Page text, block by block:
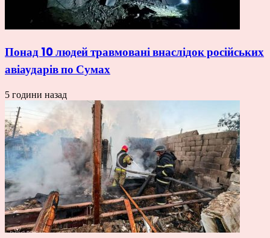
Понад 10 людей травмовані внаслідок російських
авіаударів по Сумах
5 години назад